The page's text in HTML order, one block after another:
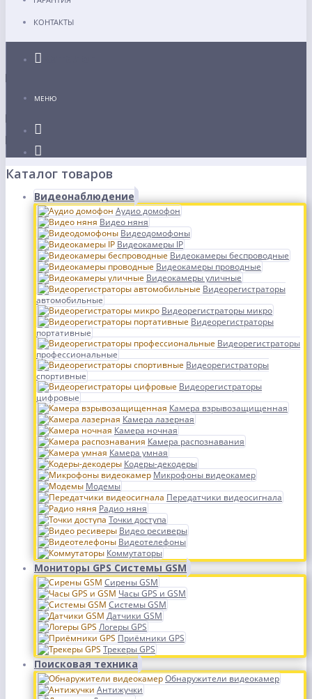
КОНТАКТЫ
МЕНЮ
Каталог товаров
Видеонаблюдение
Аудио домофон
Видео няня
Видеодомофоны
Видеокамеры IP
Видеокамеры беспроводные
Видеокамеры проводные
Видеокамеры уличные
Видеорегистраторы
автомобильные
Видеорегистраторы микро
Видеорегистраторы
портативные
Видеорегистраторы
профессиональные
Видеорегистраторы
спортивные
Видеорегистраторы
цифровые
Камера взрывозащищенная
Камера лазерная
Камера ночная
Камера распознавания
Камера умная
Кодеры-декодеры
Микрофоны видеокамер
Модемы
Передатчики видеосигнала
Радио няня
Точки доступа
Видео ресиверы
Видеотелефоны
Коммутаторы
Мониторы GPS Системы GSM
Сирены GSM
Часы GPS и GSM
Системы GSM
Датчики GSM
Логеры GPS
Приёмники GPS
Трекеры GPS
Поисковая техника
Обнаружители видеокамер
Антижучки